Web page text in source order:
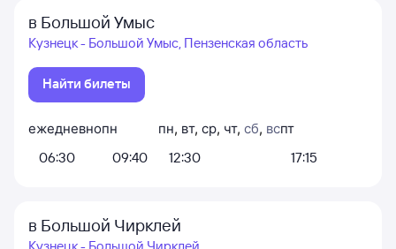
в Большой Умыс
Кузнецк - Большой Умыс, Пензенская область
Найти билеты
ежедневно
06:30
пн
09:40
пн, вт, ср, чт, сб, вс
12:30
пт
17:15
в Большой Чирклей